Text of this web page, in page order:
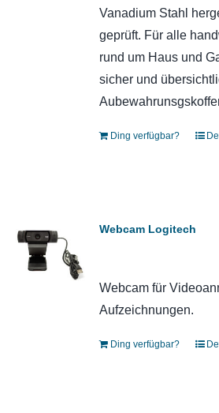
Vanadium Stahl
geprüft. Für alle
rund um Haus und
sicher und
Ding verfügbar?
Webcam Logitech
Webcam für
Aufzeichnungen.
Ding verfügbar?